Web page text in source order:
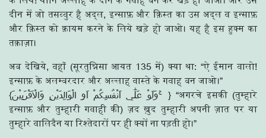
दीन में जो तसव्वुर है अद्ल, इन्साफ़ और क़िस्त का उस अद्ल व इन्साफ़
और क़िस्त को क़ायम करने के लिये खड़े हो जाओ। यह है इस हुक्म का
तक़ाज़ा।
अब देखिये, वहाँ (सूरतुन्निसा आयत 135 में) क्या था: “ऐ ईमान वालो!
इन्साफ़ के अलम्बरदार और अल्लाह वास्ते के गवाह बन जाओ।”
{وَلَوْ عَلٰٓي اَنْفُسِكُمْ اَوِ الْوَالِدَيْنِ وَالْاَقْرَبِيْنَ ۚ } “अगरचे इसकी (तुम्हारे
इन्साफ़ और तुम्हारी गवाही की) ज़द ख़ुद तुम्हारी अपनी ज़ात पर या
तुम्हारे वालिदैन या रिश्तेदारों पर ही क्यों ना पड़ती हो।”